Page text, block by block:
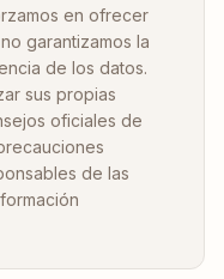
en ofrecer
garantizamos la
de los datos.
sus propias
oficiales de
de las